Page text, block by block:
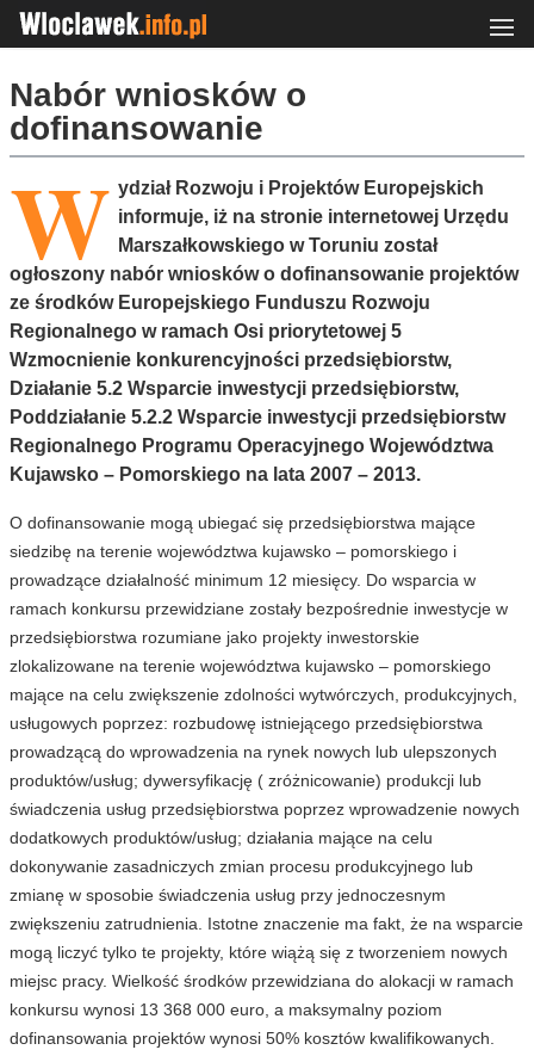
Nabór wniosków o
dofinansowanie
W ydział Rozwoju i Projektów Europejskich
informuje, iż na stronie internetowej Urzędu
Marszałkowskiego w Toruniu został
ogłoszony nabór wniosków o dofinansowanie projektów
ze środków Europejskiego Funduszu Rozwoju
Regionalnego w ramach Osi priorytetowej 5
Wzmocnienie konkurencyjności przedsiębiorstw,
Działanie 5.2 Wsparcie inwestycji przedsiębiorstw,
Poddziałanie 5.2.2 Wsparcie inwestycji przedsiębiorstw
Regionalnego Programu Operacyjnego Województwa
Kujawsko – Pomorskiego na lata 2007 – 2013.
O dofinansowanie mogą ubiegać się przedsiębiorstwa mające
siedzibę na terenie województwa kujawsko – pomorskiego i
prowadzące działalność minimum 12 miesięcy. Do wsparcia w
ramach konkursu przewidziane zostały bezpośrednie inwestycje w
przedsiębiorstwa rozumiane jako projekty inwestorskie
zlokalizowane na terenie województwa kujawsko – pomorskiego
mające na celu zwiększenie zdolności wytwórczych, produkcyjnych,
usługowych poprzez: rozbudowę istniejącego przedsiębiorstwa
prowadzącą do wprowadzenia na rynek nowych lub ulepszonych
produktów/usług; dywersyfikację ( zróżnicowanie) produkcji lub
świadczenia usług przedsiębiorstwa poprzez wprowadzenie nowych
dodatkowych produktów/usług; działania mające na celu
dokonywanie zasadniczych zmian procesu produkcyjnego lub
zmianę w sposobie świadczenia usług przy jednoczesnym
zwiększeniu zatrudnienia. Istotne znaczenie ma fakt, że na wsparcie
mogą liczyć tylko te projekty, które wiążą się z tworzeniem nowych
miejsc pracy. Wielkość środków przewidziana do alokacji w ramach
konkursu wynosi 13 368 000 euro, a maksymalny poziom
dofinansowania projektów wynosi 50% kosztów kwalifikowanych.